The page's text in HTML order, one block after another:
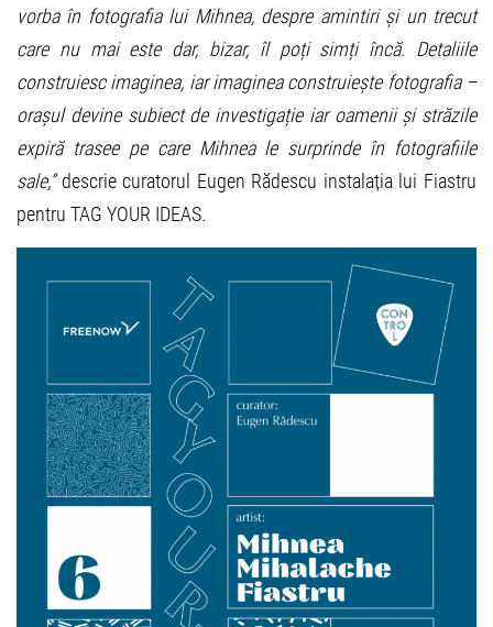
vorba în fotografia lui Mihnea, despre amintiri și un trecut
care nu mai este dar, bizar, îl poți simți încă. Detaliile
construiesc imaginea, iar imaginea construiește fotografia –
orașul devine subiect de investigație iar oamenii și străzile
expiră trasee pe care Mihnea le surprinde în fotografiile
sale,”descrie curatorul Eugen Rădescu instalația lui Fiastru
pentru TAG YOUR IDEAS.